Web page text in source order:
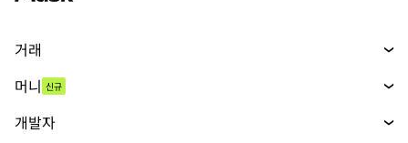
거래
무기한 선물
머니 신규
개발자